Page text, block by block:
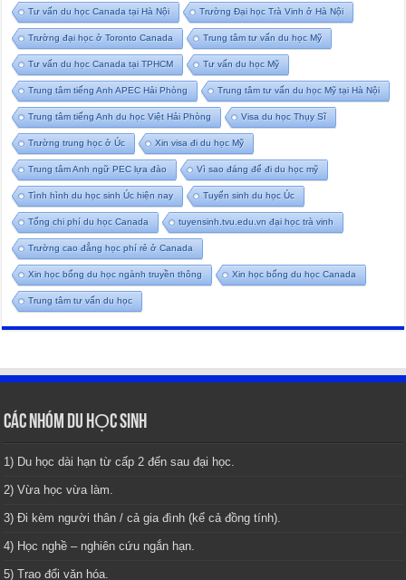
Tư vấn du học Canada tại Hà Nội Trường Đại học Trà Vinh ở Hà Nội
Trường đại học ở Toronto Canada Trung tâm tư vấn du học Mỹ
Tư vấn du học Canada tại TPHCM Tư vấn du học Mỹ
Trung tâm tiếng Anh APEC Hải Phòng Trung tâm tư vấn du học Mỹ tại Hà Nội
Trung tâm tiếng Anh du học Việt Hải Phòng Visa du học Thụy Sĩ
Trường trung học ở Úc Xin visa đi du học Mỹ
Trung tâm Anh ngữ PEC lựa đào Vì sao đáng để đi du học mỹ
Tình hình du học sinh Úc hiện nay Tuyển sinh du học Úc
Tổng chi phí du học Canada tuyensinh.tvu.edu.vn đại học trà vinh
Trường cao đẳng học phí rẻ ở Canada
Xin học bổng du học ngành truyền thông Xin học bổng du học Canada
Trung tâm tư vấn du học
CÁC NHÓM DU HỌC SINH
1) Du học dài hạn từ cấp 2 đến sau đại học.
2) Vừa học vừa làm.
3) Đi kèm người thân / cả gia đình (kể cả đồng tính).
4) Học nghề – nghiên cứu ngắn hạn.
5) Trao đổi văn hóa.